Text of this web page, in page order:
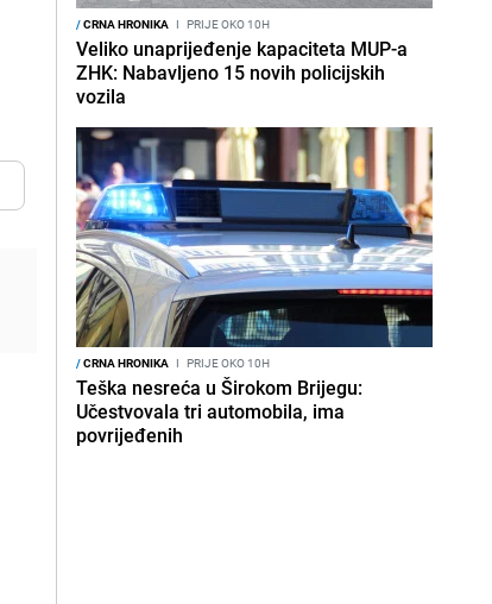
/CRNA HRONIKA I PRIJE OKO 10H
Veliko unaprijeđenje kapaciteta MUP-a
ZHK: Nabavljeno 15 novih policijskih
vozila
/CRNA HRONIKA I PRIJE OKO 10H
Teška nesreća u Širokom Brijegu:
Učestvovala tri automobila, ima
povrijeđenih